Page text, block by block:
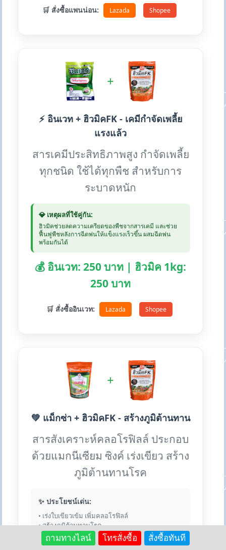
🛒 สั่งซื้อแพนน่อน: Lazada Shopee
+
⚡ อินเวท + ฮิวมิคFK - เคมีกำจัดเพลี้ย
แรงแล้ว
สารเคมีประสิทธิภาพสูง กำจัดเพลี้ย
ทุกชนิด ใช้ได้ทุกพืช สำหรับการ
ระบาดหนัก
💎 เหตุผลที่ใช้คู่กัน:
ฮิวมิคช่วยลดความเครียดของพืชจากสารเคมี และช่วย
ฟื้นฟูพืชหลังการฉีดพ่นให้แข็งแรงเร็วขึ้น ผสมฉีดพ่น
พร้อมกันได้
💰 อินเวท: 250 บาท | ฮิวมิค 1kg:
250 บาท
🛒 สั่งซื้ออินเวท: Lazada Shopee
+
💚 แม็กซ่า + ฮิวมิคFK - สร้างภูมิต้านทาน
สารสังเคราะห์คลอโรฟิลล์ ประกอบ
ด้วยแมกนีเซียม ซิงค์ เร่งเขียว สร้าง
ภูมิต้านทานโรค
✨ ประโยชน์เด่น:
• เร่งใบเขียวเข้ม เพิ่มคลอโรฟิลล์
• สร้างภูมิต้านทานโรค
• เสริมแมกนีเซียม ซิงค์
ถามทางไลน์ โทรสั่งซื้อ สั่งซื้อทันที